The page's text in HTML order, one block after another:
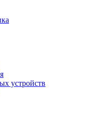
устройств